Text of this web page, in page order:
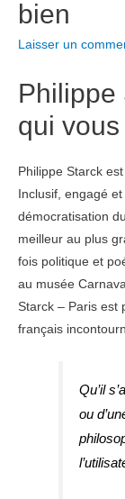
bien
Laisser un
Philippe
qui
Philippe Starck
Inclusif, engagé
démocratisation
meilleur au plus
fois politique et
au musée
Starck – Paris est
français
Qu’il
ou